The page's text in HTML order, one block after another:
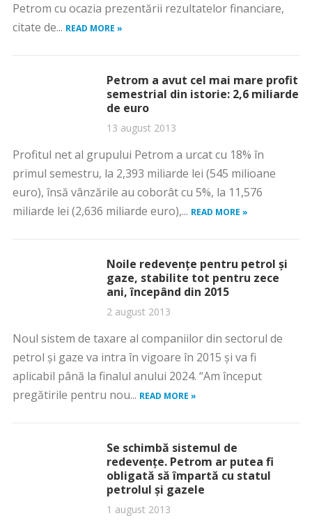
Petrom cu ocazia prezentării rezultatelor financiare,
citate de... READ MORE »
Petrom a avut cel mai mare profit
semestrial din istorie: 2,6 miliarde
de euro
13 august 2013
Profitul net al grupului Petrom a urcat cu 18% în
primul semestru, la 2,393 miliarde lei (545 milioane
euro), însă vânzările au coborât cu 5%, la 11,576
miliarde lei (2,636 miliarde euro),... READ MORE »
Noile redevenţe pentru petrol şi
gaze, stabilite tot pentru zece
ani, începând din 2015
2 august 2013
Noul sistem de taxare al companiilor din sectorul de
petrol şi gaze va intra în vigoare în 2015 şi va fi
aplicabil până la finalul anului 2024. “Am început
pregătirile pentru nou... READ MORE »
Se schimbă sistemul de
redevenţe. Petrom ar putea fi
obligată să împartă cu statul
petrolul şi gazele
1 august 2013